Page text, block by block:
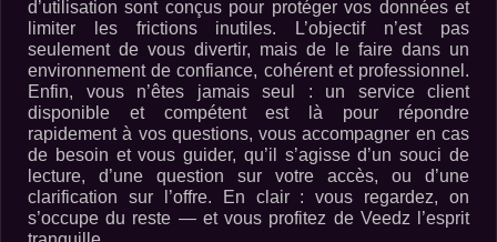
d’utilisation sont conçus pour protéger vos données et
limiter les frictions inutiles. L’objectif n’est pas
seulement de vous divertir, mais de le faire dans un
environnement de confiance, cohérent et professionnel.
Enfin, vous n’êtes jamais seul : un service client
disponible et compétent est là pour répondre
rapidement à vos questions, vous accompagner en cas
de besoin et vous guider, qu’il s’agisse d’un souci de
lecture, d’une question sur votre accès, ou d’une
clarification sur l’offre. En clair : vous regardez, on
s’occupe du reste — et vous profitez de Veedz l’esprit